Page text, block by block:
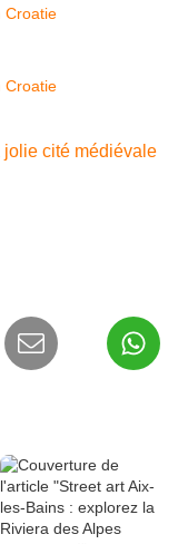
jolie cité médiévale